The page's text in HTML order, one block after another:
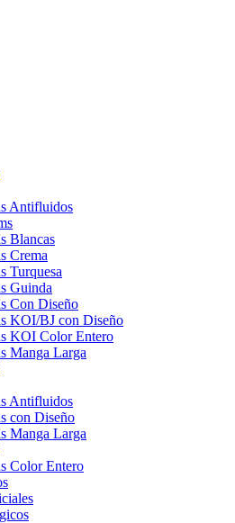
Antifluidos
Blancas
Crema
Turquesa
Guinda
Con Diseño
KOI/BJ con Diseño
KOI Color Entero
Manga Larga
Antifluidos
con Diseño
Manga Larga
Color Entero